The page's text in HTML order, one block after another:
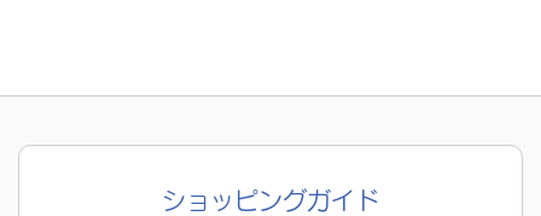
ショッピングガイド